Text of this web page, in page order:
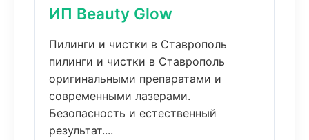
ИП Beauty Glow
Пилинги и чистки в Ставрополь
пилинги и чистки в Ставрополь
оригинальными препаратами и
современными лазерами.
Безопасность и естественный
результат....